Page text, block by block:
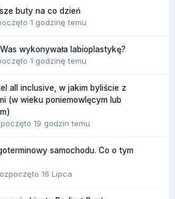
buty na co dzień
1 godzinę temu
wykonywała labioplastykę?
1 godzinę temu
all inclusive, w jakim byliście z
(w wieku poniemowlęcym lub
19 godzin temu
samochodu. Co o tym
16 Lipca